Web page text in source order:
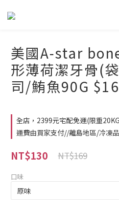
美國A-star
形薄荷潔牙骨(
司/鮪魚90G
全店，2399元宅配免運(限重
運費由買家支付//離島地區/冷凍
NT$130 NT$169
口味